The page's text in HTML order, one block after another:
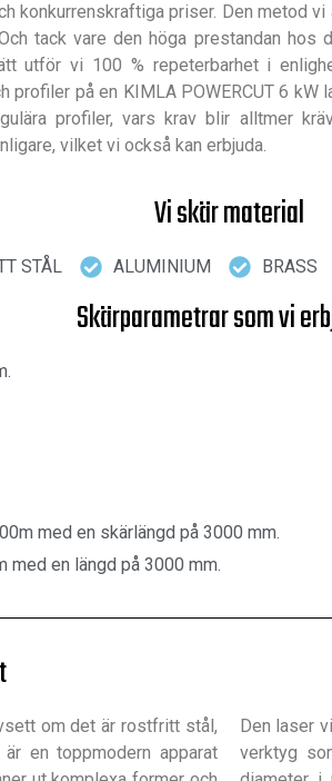
konkurrenskraftiga priser. Den metod
tack vare den höga prestandan
vi 100 % repeterbarhet i
profiler på en KIMLA POWERCUT 6
profiler, vars krav blir alltmer
vilket vi också kan erbjuda.
Vi skär material
STÅL ALUMINIUM BRASS
Skärparametrar som vi
med en skärlängd på 3000 mm.
med en längd på 3000 mm.
om det är rostfritt stål,
en toppmodern apparat
Den laser
verktyg